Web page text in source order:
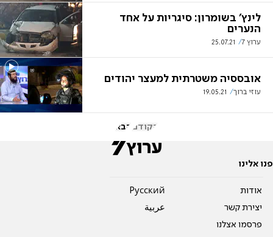
לינץ' בשומרון: סיגריות על אחד
הנערים
ערוץ 7 25.07.21
אובססיה משטרתית למעצר יהודים
עוזי ברוך 19.05.21
הקודם הבא
פנו אלינו
אודות
יצירת קשר
פרסמו אצלנו
Pусский
عربية